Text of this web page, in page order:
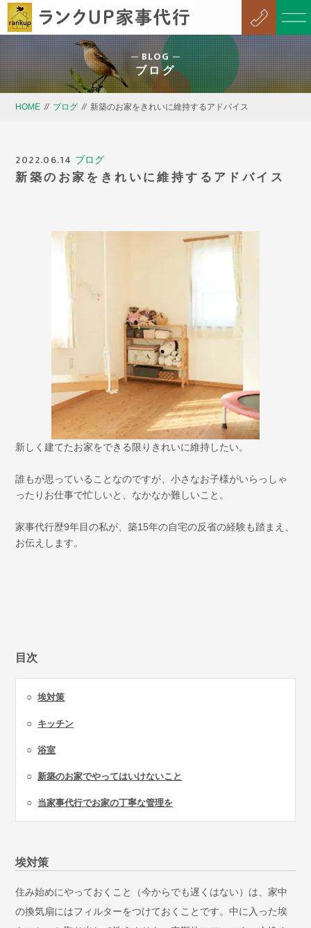
BLOG
ブログ
HOME // ブログ // 新築のお家をきれいに維持するアドバイス
2022.06.14 ブログ
新築のお家をきれいに維持するアドバイス
新しく建てたお家をできる限りきれいに維持したい。
誰もが思っていることなのですが、小さなお子様がいらっしゃ
ったりお仕事で忙しいと、なかなか難しいこと。
家事代行歴9年目の私が、築15年の自宅の反省の経験も踏まえ、
お伝えします。
目次
○埃対策
○ キッチン
○浴室
○新築のお家でやってはいけないこと
○ 当家事代行でお家の丁寧な管理を
埃対策
住み始めにやっておくこと（今からでも遅くはない）は、家中
の換気扇にはフィルターをつけておくことです。中に入った埃